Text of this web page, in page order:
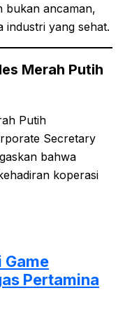
bukan ancaman,
industri yang sehat.
Merah Putih
Putih
Secretary
bahwa
koperasi
Game
Pertamina